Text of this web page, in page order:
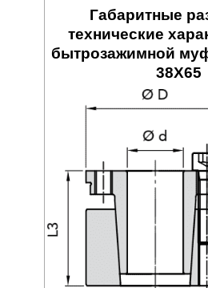
Габаритные
технические
бытрозажимной
38X65